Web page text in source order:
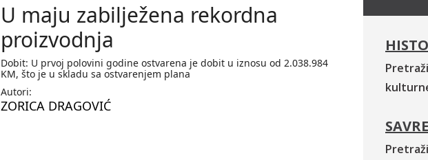
U maju zabilježena rekordna
proizvodnja
Dobit: U prvoj polovini godine ostvarena je dobit u iznosu od 2.038.984
KM, što je u skladu sa ostvarenjem plana
Autori:
ZORICA DRAGOVIĆ